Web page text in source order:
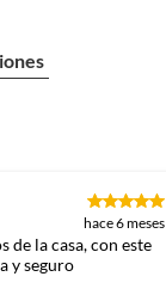
hace 6 meses
de la casa, con este
y seguro